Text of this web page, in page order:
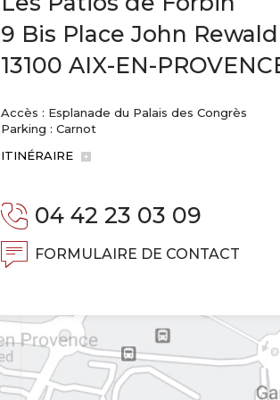
9 Bis Place John Rewald
13100 AIX-EN-
Accès : Esplanade du Palais des Congrès
Parking : Carnot
ITINÉRAIRE
04 42 23 03 09
FORMULAIRE DE CONTACT